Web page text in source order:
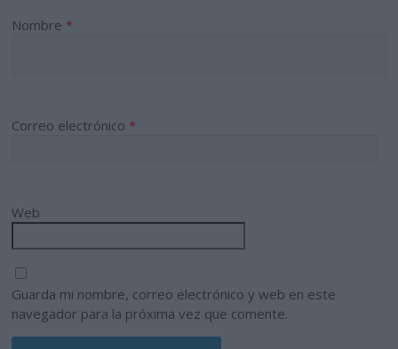
Nombre *
Correo electrónico *
Web
Guarda mi nombre, correo electrónico y web en este
navegador para la próxima vez que comente.